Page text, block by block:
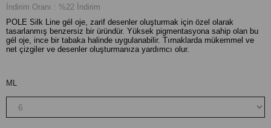
İndirim Oranı : %22 İndirim
POLE Silk Line gél oje, zarif desenler oluşturmak için özel olarak
tasarlanmış benzersiz bir üründür. Yüksek pigmentasyona sahip olan bu
gél oje, ince bir tabaka halinde uygulanabilir. Tırnaklarda mükemmel ve
net çizgiler ve desenler oluşturmanıza yardımcı olur.
ML